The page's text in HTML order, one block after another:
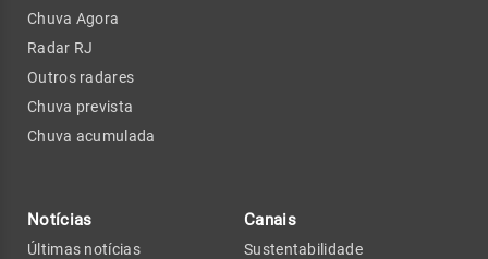
Chuva Agora
Radar RJ
Outros radares
Chuva prevista
Chuva acumulada
Notícias
Últimas notícias
Canais
Sustentabilidade